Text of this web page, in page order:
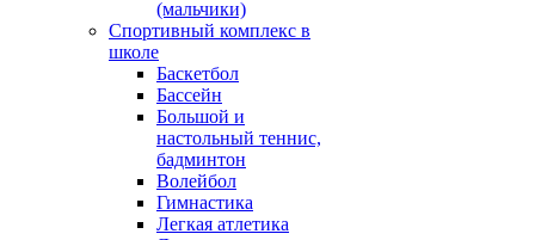
(мальчики)
Спортивный комплекс в
школе
Баскетбол
Бассейн
Большой и
настольный теннис,
бадминтон
Волейбол
Гимнастика
Легкая атлетика